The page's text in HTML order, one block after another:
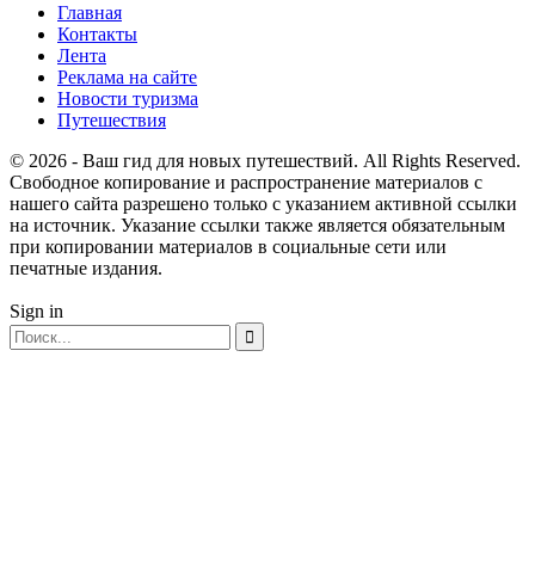
Главная
Контакты
Лента
Реклама на сайте
Новости туризма
Путешествия
© 2026 - Ваш гид для новых путешествий. All Rights Reserved.
Свободное копирование и распространение материалов с
нашего сайта разрешено только с указанием активной ссылки
на источник. Указание ссылки также является обязательным
при копировании материалов в социальные сети или
печатные издания.
Sign in